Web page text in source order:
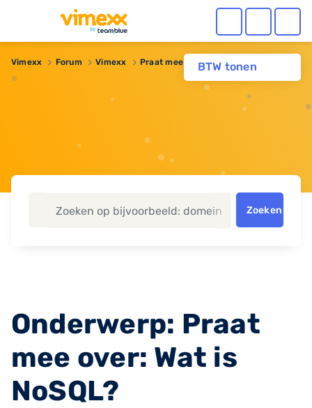
BTW tonen
Vimexx Forum Vimexx Praat mee over: Wat is NoSQL?
Zoeken
Onderwerp: Praat
mee over: Wat is
NoSQL?